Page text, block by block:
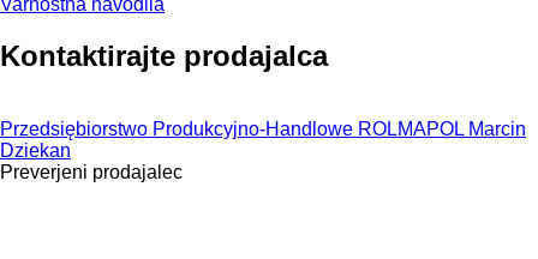
Kontaktirajte prodajalca
Przedsiębiorstwo Produkcyjno-Handlowe ROLMAPOL Marcin
Dziekan
Preverjeni prodajalec